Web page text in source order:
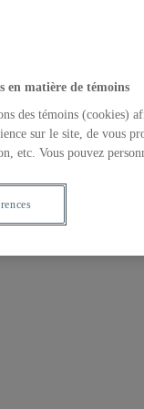
en matière de témoins
des témoins (cookies)
sur le site, de vous
etc. Vous pouvez